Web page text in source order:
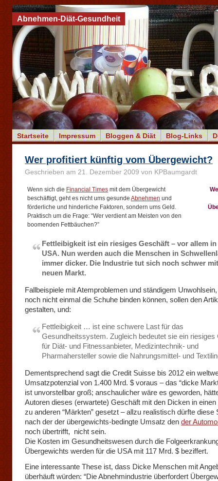
Startseite Impressum Bloggen & Diät Blog-Links
Abnehmen-Diät-Gesundheit
Wer profitiert künftig vom Übergewicht?
Geschrieben am 21. Dezember 2009 von KPBaumgardt
Wenn sich die Financial Times mit dem Übergewicht
beschäftigt, geht es nicht ums gesunde Abnehmen und
förderliche und hinderliche Faktoren, sondern ums Geld.
Praktisch um die Frage: “Wer verdient am Meisten von den
boomenden Fettbäuchen?”
Fettleibigkeit ist ein riesiges Geschäft – vor allem in
USA. Nun werden auch die Menschen in
immer dicker. Die Industrie tut sich noch schwer
neuen Markt.
Fallbeispiele mit Atemproblemen und ständigem
noch nicht einmal die Schuhe binden können, sollen den
gestalten, und:
Fettleibigkeit … ist eine schwere Last für das
Gesundheitssystem. Zugleich bedeutet sie ein riesiges
für Diät- und Fitnessanbieter, Medizintechnik- und
Pharmahersteller sowie die Nahrungsmittel- und
Dementsprechend sagt die Credit Suisse bis 2012 ein
Umsatzpotenzial von 1.400 Mrd. $ voraus – das “dicke
ist unvorstellbar groß; anschaulicher wäre es geworden,
Autoren dieses (erwartete) Geschäft mit den Dicken in einen
zu anderen “Märkten” gesetzt – allzu realistisch dürfte diese
nach der der übergewichts-bedingte Umsatz den der
noch übertrifft, nicht sein.
Die Kosten im Gesundheitswesen durch die
Übergewichts werden für die USA mit 117 Mrd. $ beziffert.
Eine interessante These ist, dass Dicke Menschen mit
überhäuft würden: “Die Abnehmindustrie überfordert